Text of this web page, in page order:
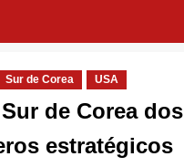
Sur de Corea USA
de Corea dos
estratégicos